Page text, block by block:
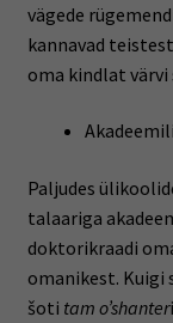
vägede
kannavad
oma kindlat värvi
Paljudes
talaariga
doktorikraadi
omanikest. Kuigi
šoti tam o’shanter